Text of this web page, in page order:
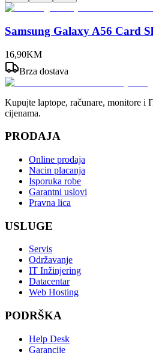
Samsung Galaxy A56 Card
16,90KM
Brza dostava
Kupujte laptope, računare, monitore i
cijenama.
PRODAJA
Online prodaja
Nacin placanja
Isporuka robe
Garantni uslovi
Pravna lica
USLUGE
Servis
Održavanje
IT Inžinjering
Datacentar
Web Hosting
PODRŠKA
Help Desk
Garancije